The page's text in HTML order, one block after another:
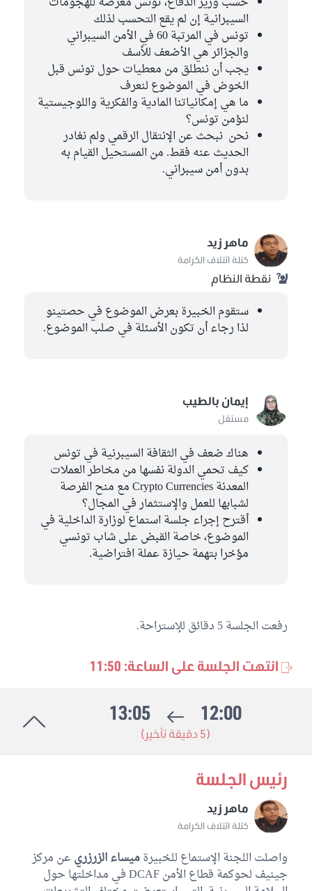
السيبرانية إن لم يقع التحسب لذلك
تونس في المرتبة 60 في الأمن السيبراني
والجزائر هي الأضعف للأسف
يجب أن ننطلق من معطيات حول تونس قبل
الخوض في الموضوع لنعرف
ما هي إمكانياتنا المادية والفكرية واللوجيستية
لنؤمن تونس؟
نحن نبحث عن الإنتقال الرقمي ولم نغادر
الحديث عنه فقط. من المستحيل القيام به
بدون أمن سيبراني.
ماهر زيد
كتلة ائتلاف الكرامة
نقطة النظام
ستقوم الخبيرة بعرض الموضوع في حصتينو
لذا رجاء أن تكون الأسئلة في صلب الموضوع.
إيمان بالطيب
مستقل
هناك ضعف في الثقافة السيبرنية في تونس
كيف تحمي الدولة نفسها من مخاطر العملات
المعدنة Crypto Currencies مع منح الفرصة
لشبابها للعمل والإستثمار في المجال؟
أقترح إجراء جلسة استماع لوزارة الداخلية في
الموضوع، خاصة القبض على شاب تونسي
مؤخرا بتهمة حيازة عملة افتراضية.
رفعت الجلسة 5 دقائق للإستراحة.
انتهت الجلسة على الساعة: 11:50
12:00
13:05
(5 دقيقة تأخير)
واصلت اللجنة الإستماع للخبيرةميساء الزرزري عن مركز
جينيف لحوكمة قطاع الأمن DCAF في مداخلتها حول
رئيس الجلسة
ماهر زيد
كتلة ائتلاف الكرامة